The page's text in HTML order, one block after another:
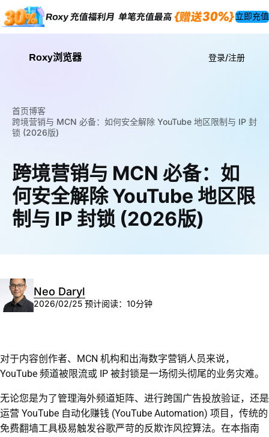
立即充值
Roxy浏览器 登录/注册
首页博客
跨境营销与 MCN 必备：如何安全解除 YouTube 地区限制与 IP 封
锁 (2026版)
跨境营销与 MCN 必备：如
何安全解除 YouTube 地区限
制与 IP 封锁 (2026版)
Neo Daryl
2026/02/25 预计阅读：10分钟
对于内容创作者、MCN 机构和出海数字营销人员来说，
YouTube 频道被限流或 IP 被封锁是一场彻头彻尾的业务灾难。
无论您是为了管理海外频道矩阵、进行跨国广告投放验证，还是
运营 YouTube 自动化赚钱 (YouTube Automation) 项目，传统的
免费翻墙工具极易触发谷歌严苛的反欺诈风控算法。在本指南